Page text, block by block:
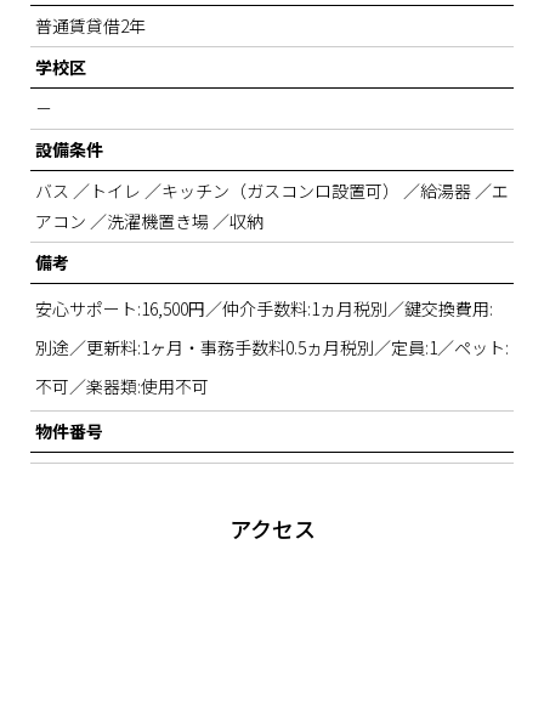
普通賃貸借2年
学校区
－
設備条件
バス ／トイレ ／キッチン（ガスコンロ設置可） ／給湯器 ／エ
アコン ／洗濯機置き場 ／収納
備考
安心サポート:16,500円／仲介手数料:1ヵ月税別／鍵交換費用:
別途／更新料:1ヶ月・事務手数料0.5ヵ月税別／定員:1／ペット:
不可／楽器類:使用不可
物件番号
アクセス